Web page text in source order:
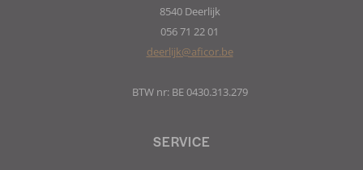
SERVICE
8540 Deerlijk
056 71 22 01
deerlijk@aficor.be
BTW nr: BE 0430.313.279